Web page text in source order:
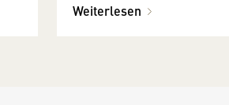
Weiterlesen